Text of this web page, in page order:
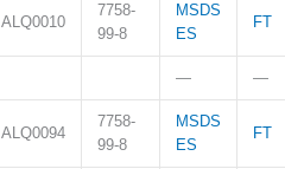
ALQ0010
7758-
99-8
MSDS
ES
FT
— —
ALQ0094
7758-
99-8
MSDS
ES
FT